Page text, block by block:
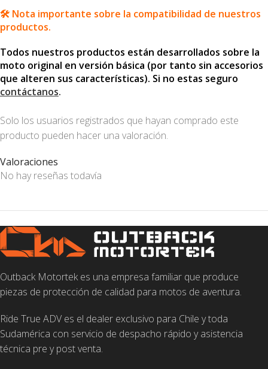
🛠️ Nota importante sobre la compatibilidad de nuestros
productos.
Todos nuestros productos están desarrollados sobre la
moto original en versión básica (por tanto sin accesorios
que alteren sus características). Si no estas seguro
contáctanos.
Valoraciones
No hay reseñas todavía
Solo los usuarios registrados que hayan comprado este
producto pueden hacer una valoración.
Outback Motortek es una empresa familiar que produce
piezas de protección de calidad para motos de aventura.
Ride True ADV es el dealer exclusivo para Chile y toda
Sudamérica con servicio de despacho rápido y asistencia
técnica pre y post venta.